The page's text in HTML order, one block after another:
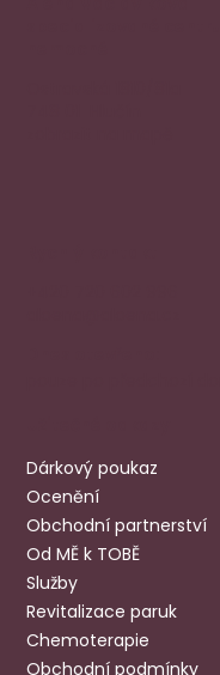
Dárkový poukaz
Ocenění
Obchodní partnerství
Od MĚ k TOBĚ
Služby
Revitalizace paruk
Chemoterapie
Obchodní podmínky